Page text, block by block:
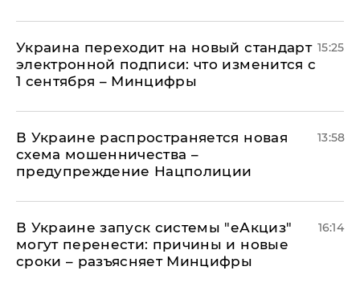
Украина переходит на новый стандарт
электронной подписи: что изменится с
1 сентября – Минцифры
15:25
В Украине распространяется новая
схема мошенничества –
предупреждение Нацполиции
13:58
В Украине запуск системы "еАкциз"
могут перенести: причины и новые
сроки – разъясняет Минцифры
16:14